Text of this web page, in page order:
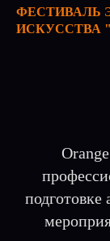
ФЕСТИВАЛЬ
ИСКУССТВА
подготовке